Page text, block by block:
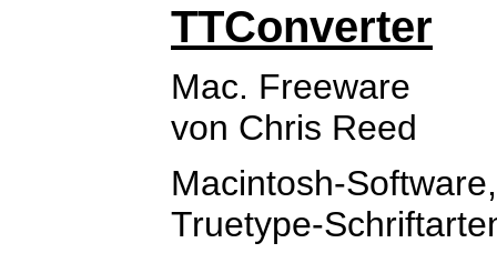
TTConverter
Mac. Freeware
von Chris Reed
Macintosh-
Truetype-